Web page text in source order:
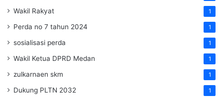
Wakil Rakyat 1
Perda no 7 tahun 2024 1
sosialisasi perda 1
Wakil Ketua DPRD Medan 1
zulkarnaen skm 1
Dukung PLTN 2032 1